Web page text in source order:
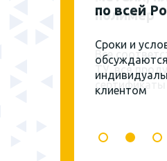
по всей
Сроки и
обсуждаются
клиентом